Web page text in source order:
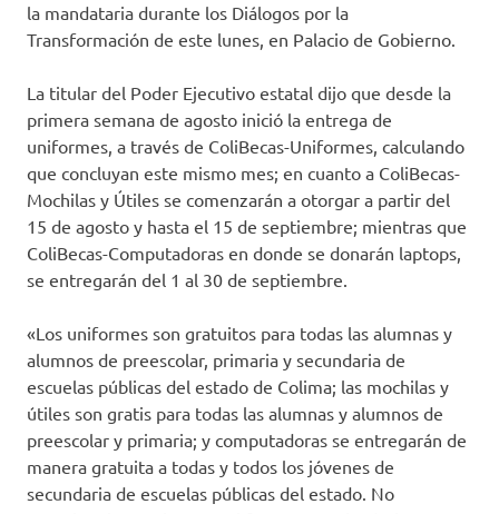
la mandataria durante los Diálogos por la
Transformación de este lunes, en Palacio de Gobierno.
La titular del Poder Ejecutivo estatal dijo que desde la
primera semana de agosto inició la entrega de
uniformes, a través de ColiBecas-Uniformes, calculando
que concluyan este mismo mes; en cuanto a ColiBecas-
Mochilas y Útiles se comenzarán a otorgar a partir del
15 de agosto y hasta el 15 de septiembre; mientras que
ColiBecas-Computadoras en donde se donarán laptops,
se entregarán del 1 al 30 de septiembre.
«Los uniformes son gratuitos para todas las alumnas y
alumnos de preescolar, primaria y secundaria de
escuelas públicas del estado de Colima; las mochilas y
útiles son gratis para todas las alumnas y alumnos de
preescolar y primaria; y computadoras se entregarán de
manera gratuita a todas y todos los jóvenes de
secundaria de escuelas públicas del estado. No